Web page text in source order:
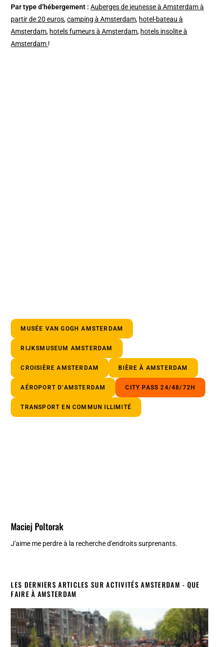
Par type d’hébergement : Auberges de jeunesse à Amsterdam à
partir de 20 euros,camping à Amsterdam, hotel-bateau à
Amsterdam, hotels fumeurs à Amsterdam, hotels insolite à
Amsterdam !
MUSÉE VAN GOGH AMSTERDAM
RIJKSMUSEUM AMSTERDAM
CROISIÈRE AMSTERDAM BIÈRE À AMSTERDAM
AÉROPORT D’AMSTERDAM CITY PASS 24/48/72H
TRANSPORT EN COMMUN ILLIMITÉ
Maciej Poltorak
J'aime me perdre à la recherche d'endroits surprenants.
LES DERNIERS ARTICLES SUR ACTIVITÉS AMSTERDAM - QUE
FAIRE À AMSTERDAM